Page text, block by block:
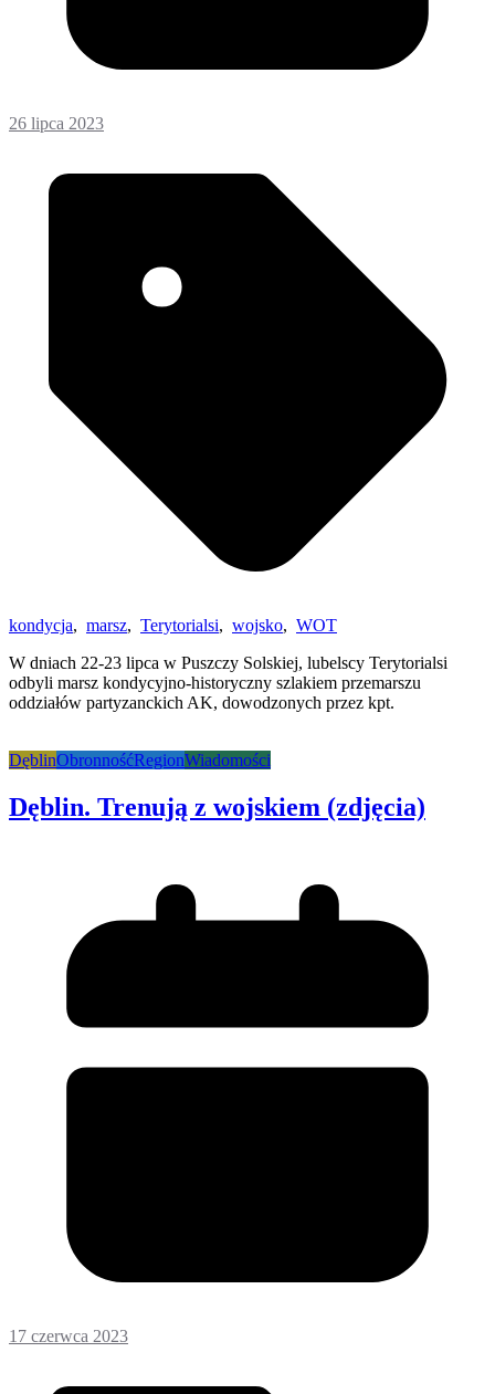
26 lipca 2023
kondycja, marsz, Terytorialsi, wojsko, WOT
W dniach 22-23 lipca w Puszczy Solskiej, lubelscy Terytorialsi
odbyli marsz kondycyjno-historyczny szlakiem przemarszu
oddziałów partyzanckich AK, dowodzonych przez kpt.
DęblinObronnośćRegionWiadomości
Dęblin. Trenują z wojskiem (zdjęcia)
17 czerwca 2023